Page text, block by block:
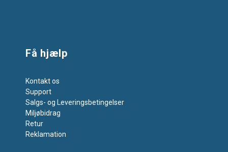
Få hjælp
Kontakt os
Support
Salgs- og Leveringsbetingelser
Miljøbidrag
Retur
Reklamation